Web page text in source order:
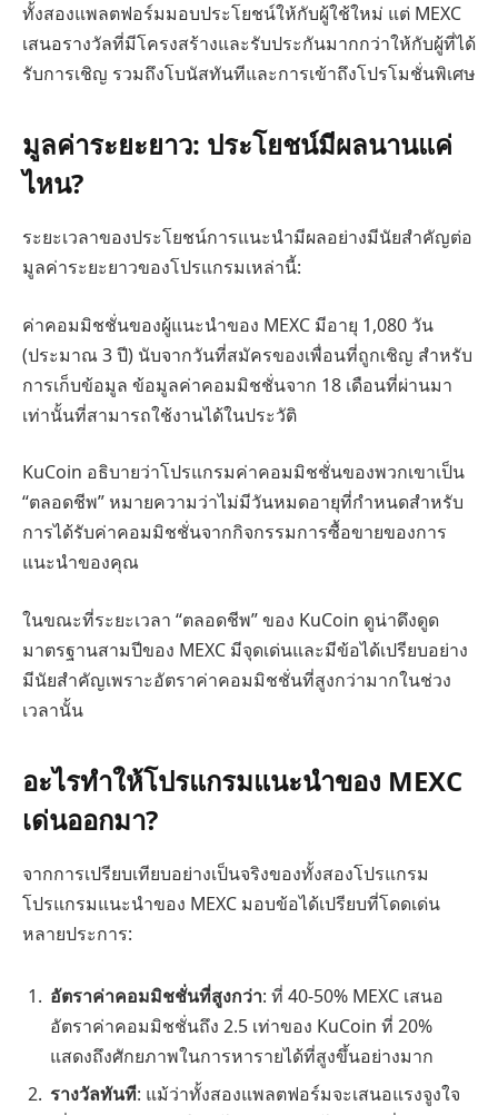
ทั้งสองแพลตฟอร์มมอบประโยชน์ให้กับผู้ใช้ใหม่ แต่ MEXC
เสนอรางวัลที่มีโครงสร้างและรับประกันมากกว่าให้กับผู้ที่ได้
รับการเชิญ รวมถึงโบนัสทันทีและการเข้าถึงโปรโมชั่นพิเศษ
มูลค่าระยะยาว: ประโยชน์มีผลนานแค่
ไหน?
ระยะเวลาของประโยชน์การแนะนำมีผลอย่างมีนัยสำคัญต่อ
มูลค่าระยะยาวของโปรแกรมเหล่านี้:
ค่าคอมมิชชั่นของผู้แนะนำของ MEXC มีอายุ 1,080 วัน
(ประมาณ 3 ปี) นับจากวันที่สมัครของเพื่อนที่ถูกเชิญ สำหรับ
การเก็บข้อมูล ข้อมูลค่าคอมมิชชั่นจาก 18 เดือนที่ผ่านมา
เท่านั้นที่สามารถใช้งานได้ในประวัติ
KuCoin อธิบายว่าโปรแกรมค่าคอมมิชชั่นของพวกเขาเป็น
“ตลอดชีพ” หมายความว่าไม่มีวันหมดอายุที่กำหนดสำหรับ
การได้รับค่าคอมมิชชั่นจากกิจกรรมการซื้อขายของการ
แนะนำของคุณ
ในขณะที่ระยะเวลา “ตลอดชีพ” ของ KuCoin ดูน่าดึงดูด
มาตรฐานสามปีของ MEXC มีจุดเด่นและมีข้อได้เปรียบอย่าง
มีนัยสำคัญเพราะอัตราค่าคอมมิชชั่นที่สูงกว่ามากในช่วง
เวลานั้น
อะไรทำให้โปรแกรมแนะนำของ MEXC
เด่นออกมา?
จากการเปรียบเทียบอย่างเป็นจริงของทั้งสองโปรแกรม
โปรแกรมแนะนำของ MEXC มอบข้อได้เปรียบที่โดดเด่น
หลายประการ:
อัตราค่าคอมมิชชั่นที่สูงกว่า: ที่ 40-50% MEXC เสนอ
อัตราค่าคอมมิชชั่นถึง 2.5 เท่าของ KuCoin ที่ 20%
แสดงถึงศักยภาพในการหารายได้ที่สูงขึ้นอย่างมาก
รางวัลทันที: แม้ว่าทั้งสองแพลตฟอร์มจะเสนอแรงจูงใจ